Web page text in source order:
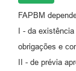
FAPBM
I - da
obrigações e
II - de prévia